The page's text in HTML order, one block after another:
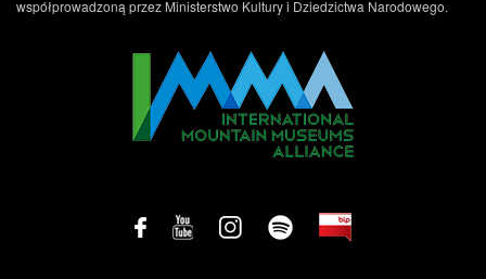
współprowadzoną przez Ministerstwo Kultury i Dziedzictwa Narodowego.